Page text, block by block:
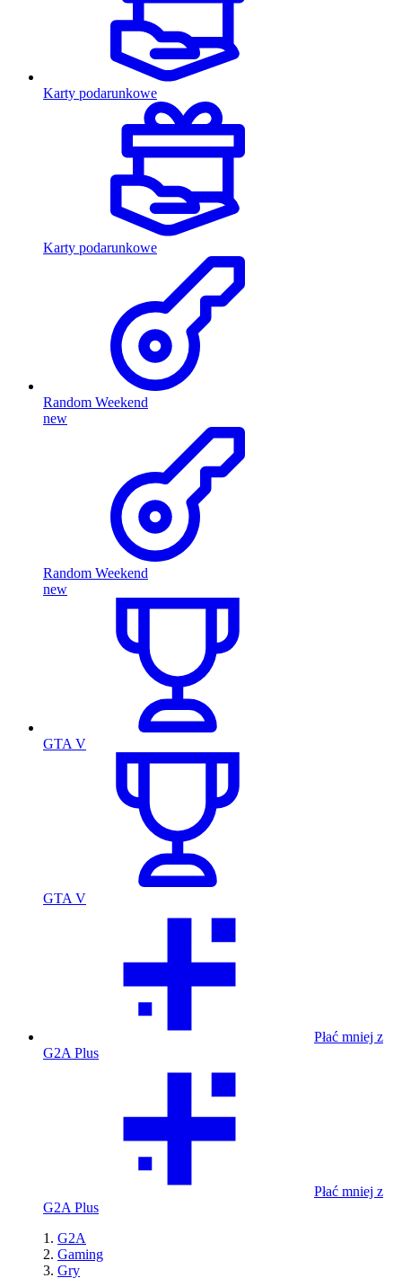
Karty podarunkowe
Karty podarunkowe
Random Weekend
new
Random Weekend
new
GTA V
GTA V
Płać mniej z
G2A Plus
Płać mniej z
G2A Plus
G2A
Gaming
Gry